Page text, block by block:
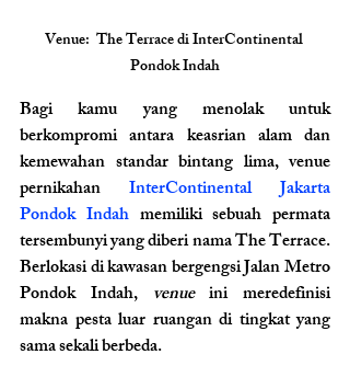
Venue:  The Terrace di InterContinental
Pondok Indah
Bagi kamu yang menolak untuk
berkompromi antara keasrian alam dan
kemewahan standar bintang lima, venue
pernikahan InterContinental Jakarta
Pondok Indah memiliki sebuah permata
tersembunyi yang diberi nama The Terrace.
Berlokasi di kawasan bergengsi Jalan Metro
Pondok Indah, venue ini meredefinisi
makna pesta luar ruangan di tingkat yang
sama sekali berbeda.